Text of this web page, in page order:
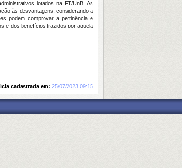
lotados na FT/UnB. As
às desvantagens, considerando a
podem comprovar a pertinência e
e dos benefícios trazidos por aquela
cadastrada em: 25/07/2023 09:15